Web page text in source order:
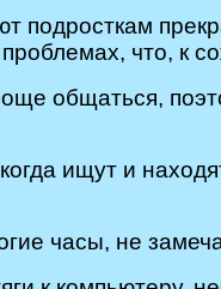
что, к
общаться,
ищут и
часы, не